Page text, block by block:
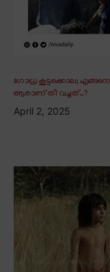
ഗോധ്ര കൂട്ടക്കൊല;
ആരാണ് തീ വച്ചത്..?
April 2, 2025